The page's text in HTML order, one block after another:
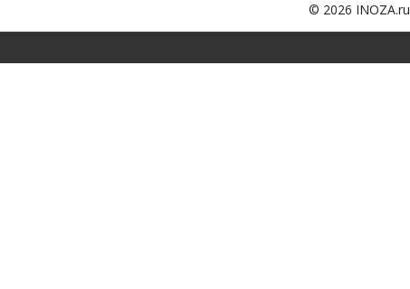
© 2026 INOZA.ru